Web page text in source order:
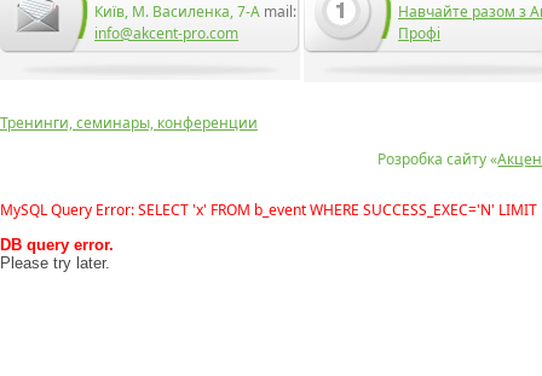
Київ, М. Василенка, 7-А mail:
info@akcent-pro.com
Навчайте разом з
Профі
Розробка сайту «
Тренинги, семинары, конференции
MySQL Query Error: SELECT 'x' FROM b_event WHERE SUCCESS_EXEC='N' LIMIT
DB query error.
Please try later.